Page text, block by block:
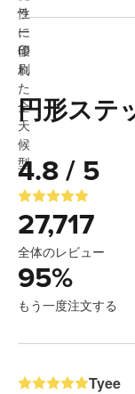
円形ステ
4.8 / 5
27,717
全体のレビュー
95%
もう一度注文する
Tyee